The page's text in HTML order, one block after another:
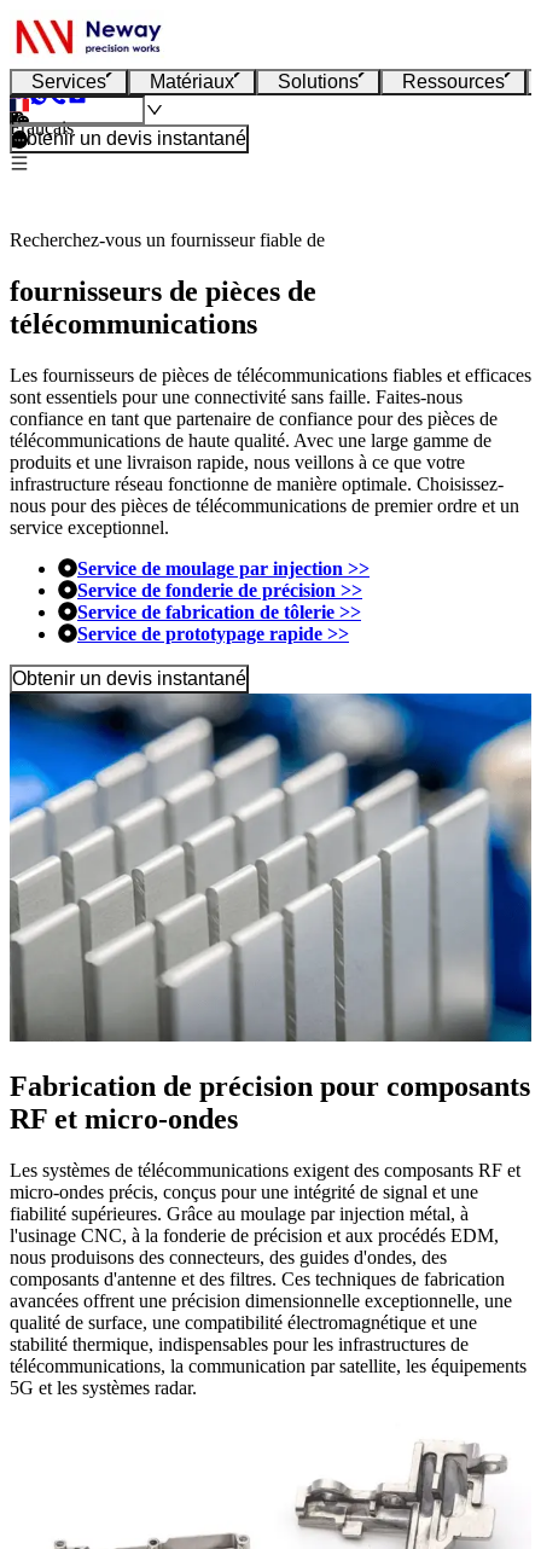
Services Matériaux Solutions Ressources
Français
Obtenir un devis instantané
Recherchez-vous un fournisseur fiable de
fournisseurs de pièces de
télécommunications
Les fournisseurs de pièces de télécommunications fiables et efficaces
sont essentiels pour une connectivité sans faille. Faites-nous
confiance en tant que partenaire de confiance pour des pièces de
télécommunications de haute qualité. Avec une large gamme de
produits et une livraison rapide, nous veillons à ce que votre
infrastructure réseau fonctionne de manière optimale. Choisissez-
nous pour des pièces de télécommunications de premier ordre et un
service exceptionnel.
Service de moulage par injection >>
Service de fonderie de précision >>
Service de fabrication de tôlerie >>
Service de prototypage rapide >>
Obtenir un devis instantané
Fabrication de précision pour composants
RF et micro-ondes
Les systèmes de télécommunications exigent des composants RF et
micro-ondes précis, conçus pour une intégrité de signal et une
fiabilité supérieures. Grâce au moulage par injection métal, à
l'usinage CNC, à la fonderie de précision et aux procédés EDM,
nous produisons des connecteurs, des guides d'ondes, des
composants d'antenne et des filtres. Ces techniques de fabrication
avancées offrent une précision dimensionnelle exceptionnelle, une
qualité de surface, une compatibilité électromagnétique et une
stabilité thermique, indispensables pour les infrastructures de
télécommunications, la communication par satellite, les équipements
5G et les systèmes radar.